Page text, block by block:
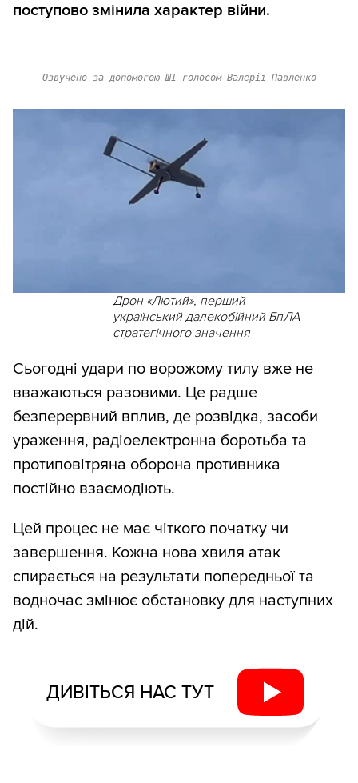
поступово змінила характер війни.
Озвучено за допомогою ШІ голосом Валерії Павленко
Дрон «Лютий», перший
український далекобійний БпЛА
стратегічного значення
Сьогодні удари по ворожому тилу вже не
вважаються разовими. Це радше
безперервний вплив, де розвідка, засоби
ураження, радіоелектронна боротьба та
протиповітряна оборона противника
постійно взаємодіють.
Цей процес не має чіткого початку чи
завершення. Кожна нова хвиля атак
спирається на результати попередньої та
водночас змінює обстановку для наступних
дій.
ДИВІТЬСЯ НАС ТУТ